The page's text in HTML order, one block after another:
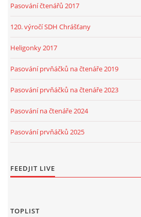
Pasování čtenářů 2017
120. výročí SDH Chrášťany
Heligonky 2017
Pasování prvňáčků na čtenáře 2019
Pasování prvňáčků na čtenáře 2023
Pasování na čtenáře 2024
Pasování prvňáčků 2025
FEEDJIT LIVE
TOPLIST